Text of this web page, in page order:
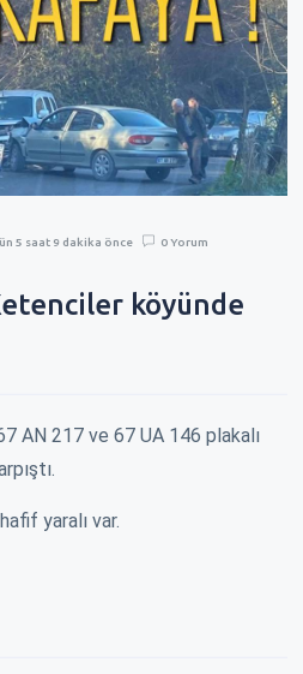
5 saat 9 dakika önce 0 Yorum
köyünde
AN 217 ve 67 UA 146 plakalı
yaralı var.